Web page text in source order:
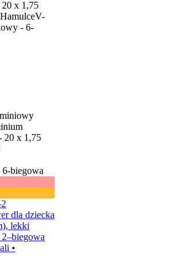
x 1,75
HamulceV-
- 6-
20 x 1,75
6-biegowa